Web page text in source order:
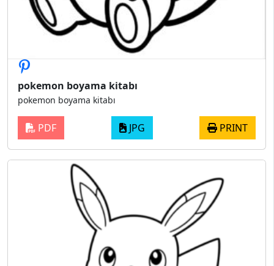
pokemon boyama kitabı
pokemon boyama kitabı
PDF JPG PRINT